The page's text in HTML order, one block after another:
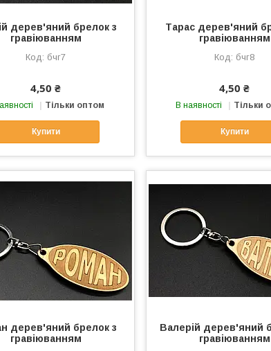
дерев'яний брелок з
гравіюванням
бчг7
4,50 ₴
Тільки оптом
Купити
Тарас дерев'яний
гравіюванням
бчг8
4,50 ₴
В наявності Тільки
Купити
дерев'яний брелок з
гравіюванням
Валерій дерев'яний
гравіюванням